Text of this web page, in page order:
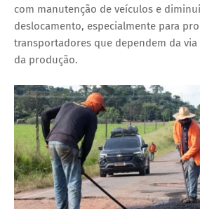
com manutenção de veículos e
deslocamento, especialmente para
transportadores que dependem da via
da produção.